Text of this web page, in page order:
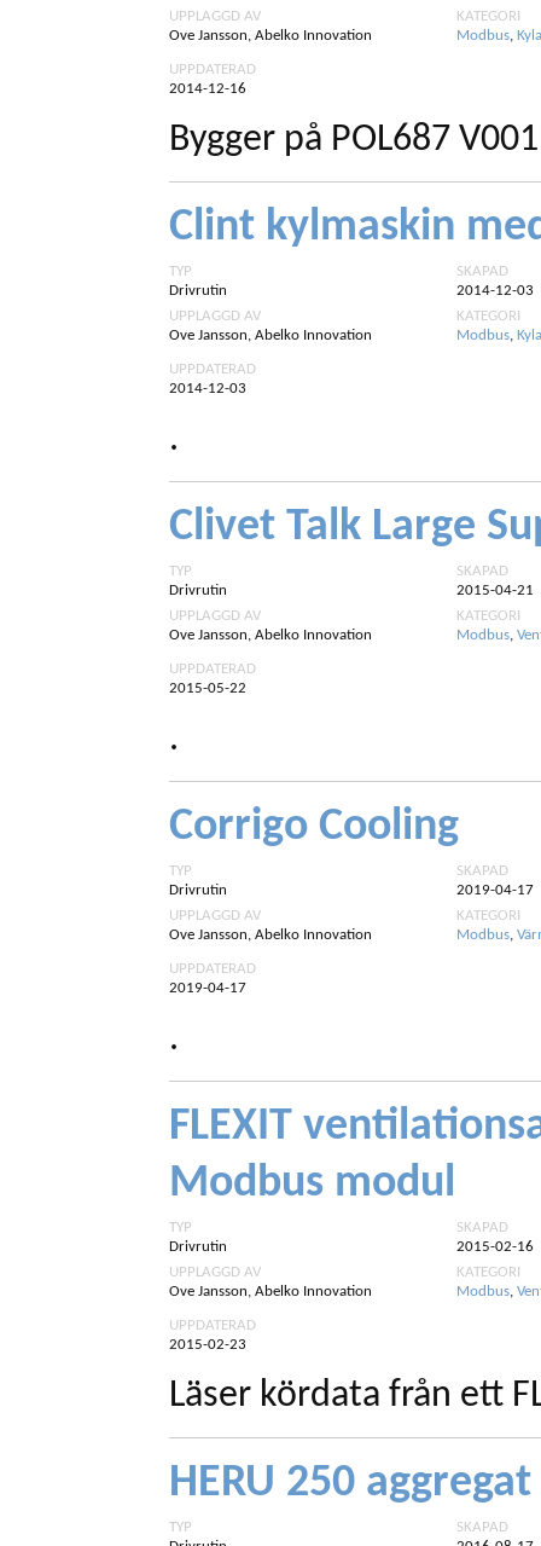
UPPLAGGD AV
Ove Jansson, Abelko Innovation
KATEGORI
Modbus, Kyla
UPPDATERAD
2014-12-16
Bygger på POL687
Clint kylmaskin
TYP
Drivrutin
UPPLAGGD AV
Ove Jansson, Abelko Innovation
SKAPAD
2014-12-03
KATEGORI
Modbus, Kyla
UPPDATERAD
2014-12-03
.
Clivet Talk Large
TYP
Drivrutin
UPPLAGGD AV
Ove Jansson, Abelko Innovation
SKAPAD
2015-04-21
KATEGORI
Modbus,
UPPDATERAD
2015-05-22
.
Corrigo Cooling
TYP
Drivrutin
UPPLAGGD AV
Ove Jansson, Abelko Innovation
SKAPAD
2019-04-17
KATEGORI
Modbus,
UPPDATERAD
2019-04-17
.
FLEXIT
Modbus modul
TYP
Drivrutin
UPPLAGGD AV
Ove Jansson, Abelko Innovation
SKAPAD
2015-02-16
KATEGORI
Modbus,
UPPDATERAD
2015-02-23
Läser kördata från ett
HERU 250 aggregat
TYP
SKAPAD